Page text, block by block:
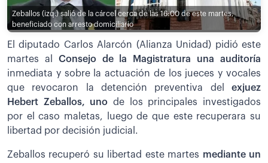
Zeballos (izq.) salió de la cárcel cerca de las 16:00 de este martes,
beneficiado con arresto domiciliario
El diputado Carlos Alarcón (Alianza Unidad) pidió este
martes al Consejo de la Magistratura una auditoría
inmediata y sobre la actuación de los jueces y vocales
que revocaron la detención preventiva del exjuez
Hebert Zeballos, uno de los principales investigados
por el caso maletas, luego de que este recuperara su
libertad por decisión judicial.
Zeballos recuperó su libertad este martes mediante un